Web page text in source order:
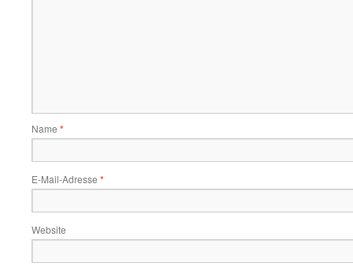
Name *
E-Mail-Adresse *
Website